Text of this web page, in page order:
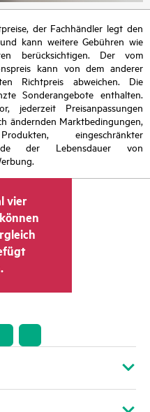
der Fachhändler legt den
kann weitere Gebühren wie
berücksichtigen. Der vom
kann von dem anderer
Richtpreis abweichen. Die
Sonderangebote enthalten.
Preisanpassungen
ändernden Marktbedingungen,
eingeschränkter
der Lebensdauer von
vier